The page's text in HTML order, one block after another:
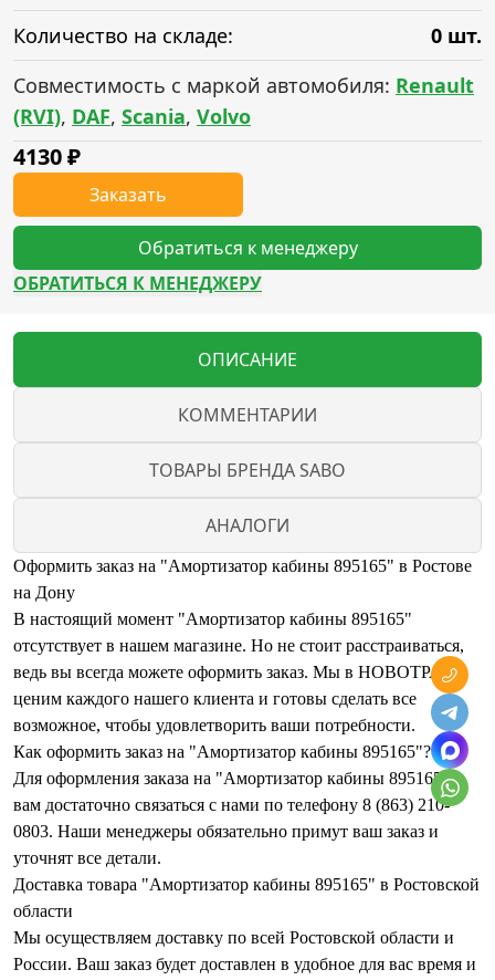
Количество на складе:
0 шт.
Совместимость с маркой автомобиля: Renault
(RVI), DAF, Scania, Volvo
4130₽
Заказать
Обратиться к менеджеру
ОБРАТИТЬСЯ К МЕНЕДЖЕРУ
ОПИСАНИЕ
КОММЕНТАРИИ
ТОВАРЫ БРЕНДА SABO
АНАЛОГИ
Оформить заказ на "Амортизатор кабины 895165" в Ростове
на Дону
В настоящий момент "Амортизатор кабины 895165"
отсутствует в нашем магазине. Но не стоит расстраиваться,
ведь вы всегда можете оформить заказ. Мы в НОВОТРАК
ценим каждого нашего клиента и готовы сделать все
возможное, чтобы удовлетворить ваши потребности.
Как оформить заказ на "Амортизатор кабины 895165"?
Для оформления заказа на "Амортизатор кабины 895165",
вам достаточно связаться с нами по телефону 8 (863) 210-
0803. Наши менеджеры обязательно примут ваш заказ и
уточнят все детали.
Доставка товара "Амортизатор кабины 895165" в Ростовской
области
Мы осуществляем доставку по всей Ростовской области и
России. Ваш заказ будет доставлен в удобное для вас время и